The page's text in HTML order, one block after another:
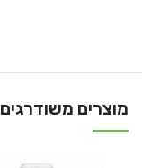
מוצרים משודרגים